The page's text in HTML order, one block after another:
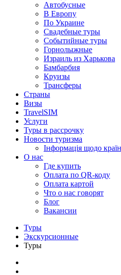
Автобусные
В Европу
По Украине
Свадебные туры
Событийные туры
Горнолыжные
Израиль из Харькова
Бамбарбия
Круизы
Трансферы
Страны
Визы
TravelSIM
Услуги
Туры в рассрочку
Новости туризма
Інформація щодо
О нас
Где купить
Оплата по QR-коду
Оплата картой
Что о нас говорят
Блог
Вакансии
Туры
Экскурсионные
Туры